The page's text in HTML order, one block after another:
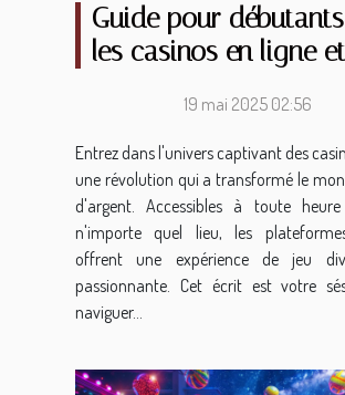
Guide pour
les casinos en ligne
19 mai 2025 02:56
Entrez dans l'univers captivant des
une révolution qui a transformé le
d'argent. Accessibles à toute
n'importe quel lieu, les
offrent une expérience de jeu
passionnante. Cet écrit est votre
naviguer...